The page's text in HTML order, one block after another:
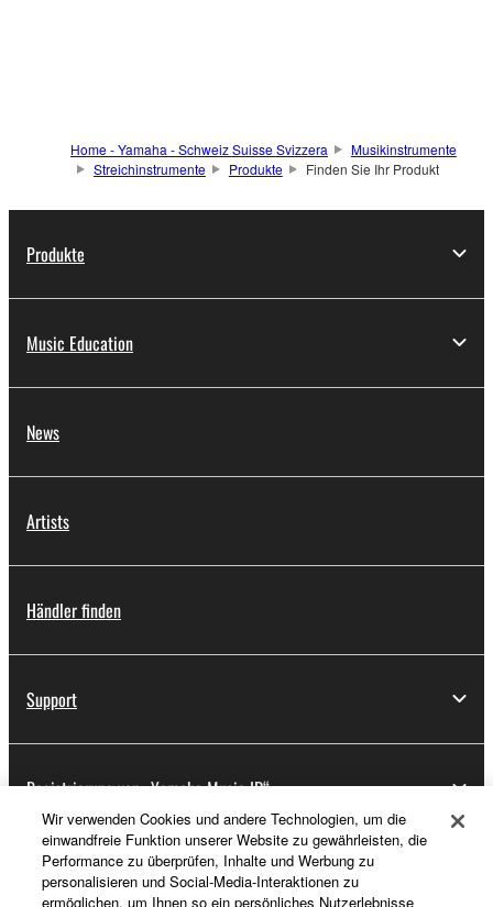
Home - Yamaha - Schweiz Suisse Svizzera
Musikinstrumente
Streichinstrumente
Produkte Finden Sie Ihr Produkt
Produkte
Music Education
News
Artists
Händler finden
Support
Registrierung von „Yamaha Music ID“
Über Yamaha
Wir verwenden Cookies und andere Technologien, um die
einwandfreie Funktion unserer Website zu gewährleisten, die
Performance zu überprüfen, Inhalte und Werbung zu
personalisieren und Social-Media-Interaktionen zu
ermöglichen, um Ihnen so ein persönliches Nutzerlebnisse